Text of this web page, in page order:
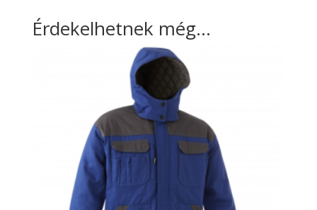
Érdekelhetnek még…